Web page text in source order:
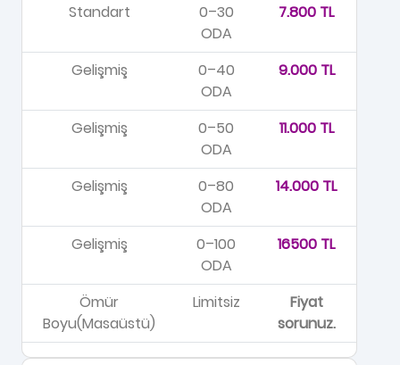
Standart
0–30
ODA
7.800 TL
Gelişmiş
0–40
ODA
9.000 TL
Gelişmiş
0–50
ODA
11.000 TL
Gelişmiş
0–80
ODA
14.000 TL
Gelişmiş
0–100
ODA
16500 TL
Ömür
Boyu(Masaüstü)
Limitsiz
Fiyat
sorunuz.